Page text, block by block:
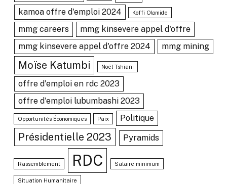
kamoa offre d'emploi 2024 Koffi Olomide
mmg careers
mmg kinsevere appel d'offre
mmg kinsevere appel d'offre 2024
mmg mining
Moïse Katumbi Noël Tshiani
offre d'emploi en rdc 2023
offre d'emploi lubumbashi 2023
Opportunités Économiques Paix Politique
Présidentielle 2023 Pyramids
Rassemblement RDC Salaire minimum
Situation Humanitaire